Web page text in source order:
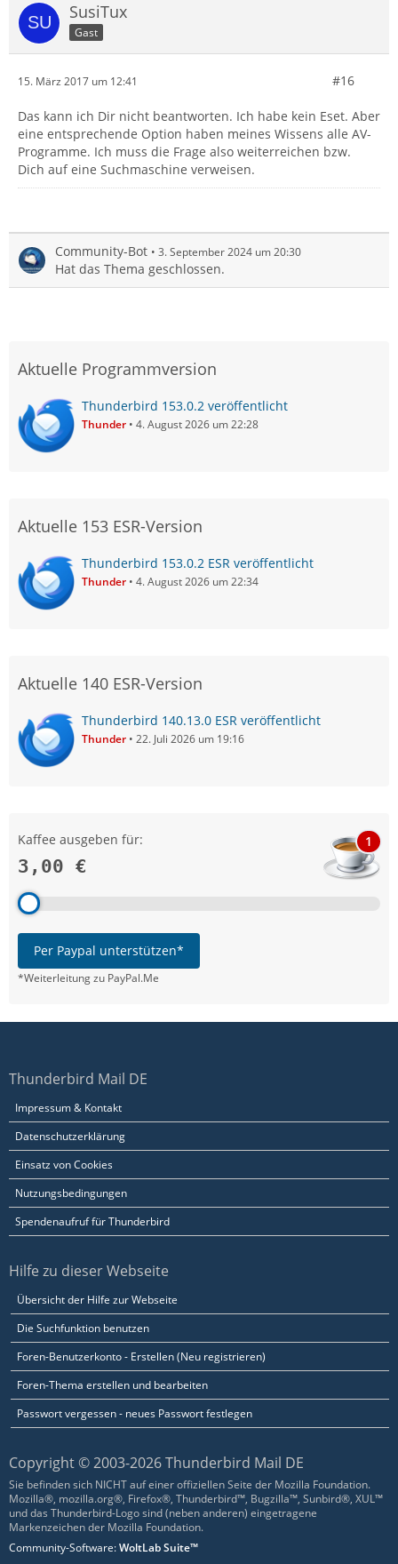
SusiTux
Gast
15. März 2017 um 12:41 #16
Das kann ich Dir nicht beantworten. Ich habe kein Eset. Aber
eine entsprechende Option haben meines Wissens alle AV-
Programme. Ich muss die Frage also weiterreichen bzw.
Dich auf eine Suchmaschine verweisen.
Community-Bot 3. September 2024 um 20:30
Hat das Thema geschlossen.
Aktuelle Programmversion
Thunderbird 153.0.2 veröffentlicht
Thunder 4. August 2026 um 22:28
Aktuelle 153 ESR-Version
Thunderbird 153.0.2 ESR veröffentlicht
Thunder 4. August 2026 um 22:34
Aktuelle 140 ESR-Version
Thunderbird 140.13.0 ESR veröffentlicht
Thunder 22. Juli 2026 um 19:16
Kaffee ausgeben für:
3,00 €
1
Per Paypal unterstützen*
*Weiterleitung zu PayPal.Me
Thunderbird Mail DE
Impressum & Kontakt
Datenschutzerklärung
Einsatz von Cookies
Nutzungsbedingungen
Spendenaufruf für Thunderbird
Hilfe zu dieser Webseite
Übersicht der Hilfe zur Webseite
Die Suchfunktion benutzen
Foren-Benutzerkonto - Erstellen (Neu registrieren)
Foren-Thema erstellen und bearbeiten
Passwort vergessen - neues Passwort festlegen
Copyright © 2003-2026 Thunderbird Mail DE
Sie befinden sich NICHT auf einer offiziellen Seite der Mozilla Foundation.
Mozilla®, mozilla.org®, Firefox®, Thunderbird™, Bugzilla™, Sunbird®, XUL™
und das Thunderbird-Logo sind (neben anderen) eingetragene
Markenzeichen der Mozilla Foundation.
Community-Software:WoltLab Suite™